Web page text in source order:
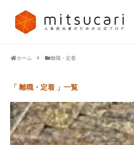
ホーム 離職・定着
「 離職・定着 」一覧